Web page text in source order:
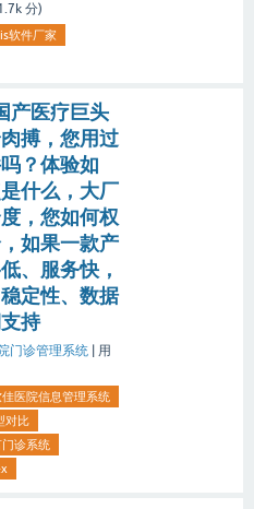
分)
软件厂家
产医疗巨头
搏，您用过
？体验如
什么，大厂
，您如何权
如果一款产
、服务快，
定性、数据
持
门诊管理系统
用
佳医院信息管理系统
对比
诊系统